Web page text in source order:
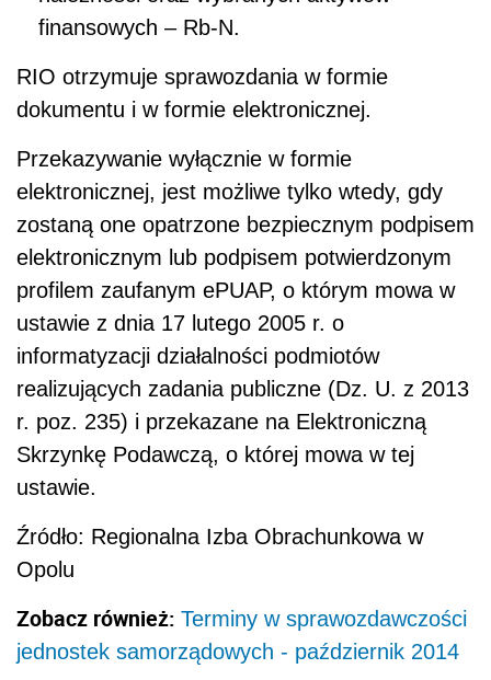
finansowych – Rb-N.
RIO otrzymuje sprawozdania w formie
dokumentu i w formie elektronicznej.
Przekazywanie wyłącznie w formie
elektronicznej, jest możliwe tylko wtedy, gdy
zostaną one opatrzone bezpiecznym podpisem
elektronicznym lub podpisem potwierdzonym
profilem zaufanym ePUAP, o którym mowa w
ustawie z dnia 17 lutego 2005 r. o
informatyzacji działalności podmiotów
realizujących zadania publiczne (Dz. U. z 2013
r. poz. 235) i przekazane na Elektroniczną
Skrzynkę Podawczą, o której mowa w tej
ustawie.
Źródło: Regionalna Izba Obrachunkowa w
Opolu
Zobacz również: Terminy w sprawozdawczości
jednostek samorządowych - październik 2014